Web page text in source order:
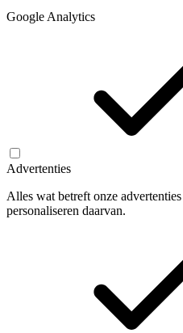
Google Analytics
Advertenties
Alles wat betreft onze
personaliseren daarvan.